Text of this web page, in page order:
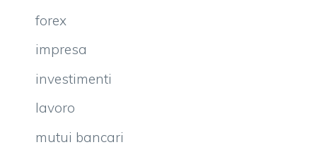
forex
impresa
investimenti
lavoro
mutui bancari